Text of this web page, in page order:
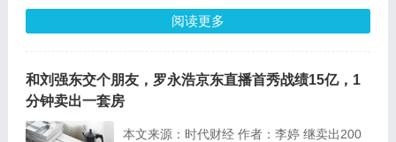
关情况。...
阅读更多
和刘强东交个朋友，罗永浩京东直播首秀战绩15亿，1
分钟卖出一套房
本文来源：时代财经 作者：李婷 继卖出200